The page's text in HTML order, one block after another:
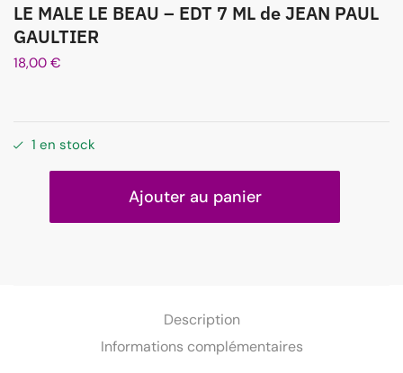
LE MALE LE BEAU – EDT 7 ML de JEAN PAUL
GAULTIER
18,00 €
1 en stock
Ajouter au panier
Description
Informations complémentaires